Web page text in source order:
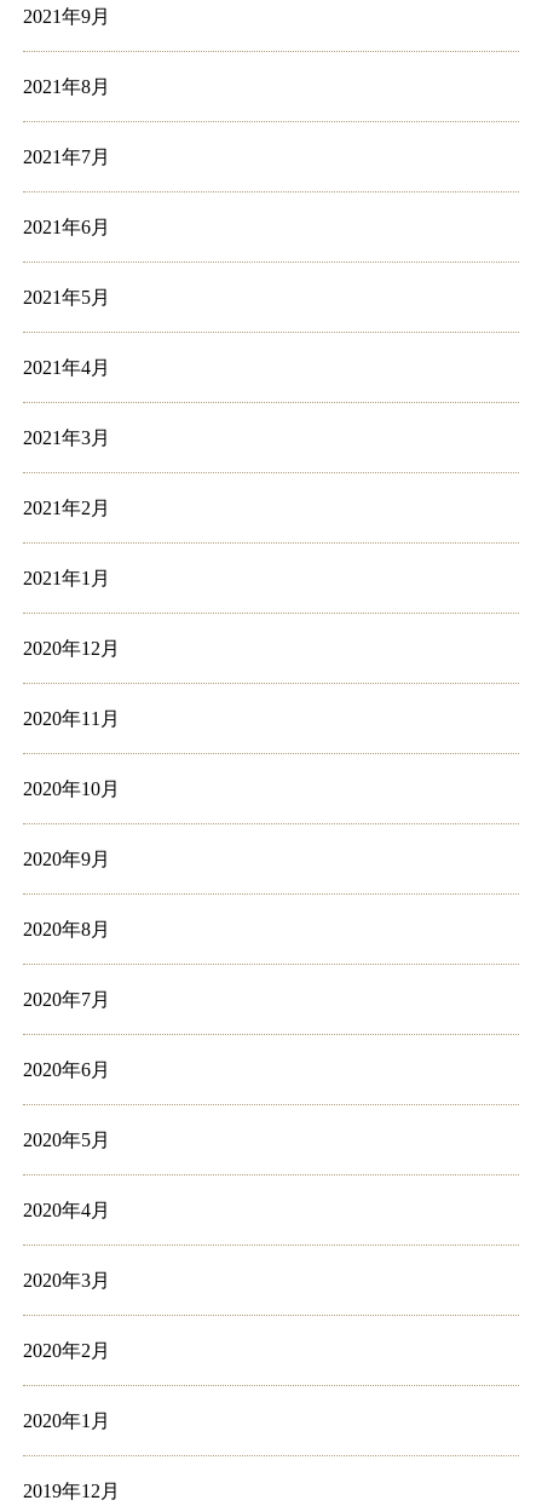
2021年9月
2021年8月
2021年7月
2021年6月
2021年5月
2021年4月
2021年3月
2021年2月
2021年1月
2020年12月
2020年11月
2020年10月
2020年9月
2020年8月
2020年7月
2020年6月
2020年5月
2020年4月
2020年3月
2020年2月
2020年1月
2019年12月